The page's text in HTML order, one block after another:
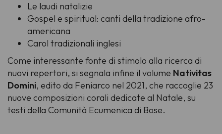
Le laudi natalizie
Gospel e spiritual: canti della tradizione afro-
americana
Carol tradizionali inglesi
Come interessante fonte di stimolo alla ricerca di
nuovi repertori, si segnala infine il volume Nativitas
Domini, edito da Feniarco nel 2021, che raccoglie 23
nuove composizioni corali dedicate al Natale, su
testi della Comunità Ecumenica di Bose.